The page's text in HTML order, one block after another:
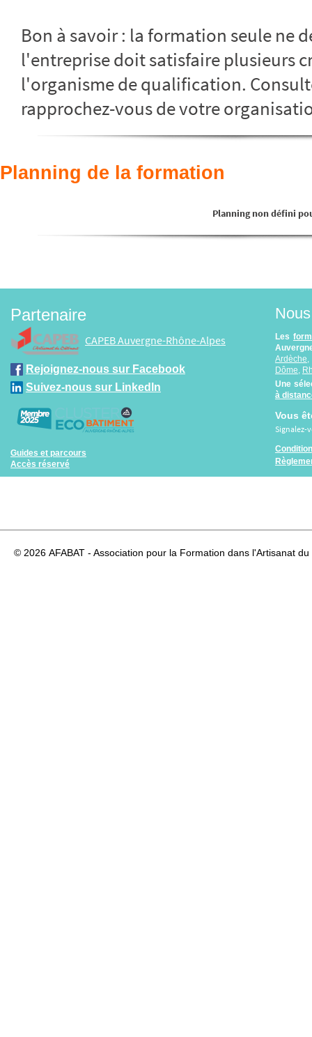
Bon à savoir : la formation seule ne
l'entreprise doit satisfaire plusieurs
l'organisme de qualification.
rapprochez-vous de votre
Planning de la formation
Planning non défini
Partenaire
CAPEB Auvergne-Rhône-Alpes
Rejoignez-nous sur Facebook
Suivez-nous sur LinkedIn
Guides et parcours
Accès réservé
Les
Ardèche
Dôme,
Une
à
Vous
Signalez-
© 2026 AFABAT - Association pour la Formation dans l'Artisanat du